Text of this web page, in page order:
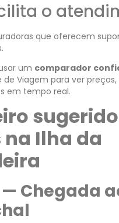
o
que oferecem
um comparador
de Viagem para ver preços,
em tempo real.
na Ilha da
— Chegada